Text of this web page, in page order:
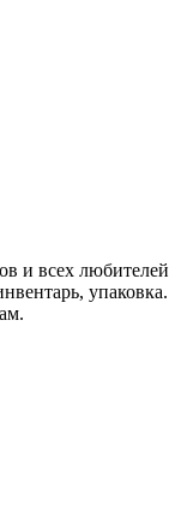
и всех любителей
упаковка.